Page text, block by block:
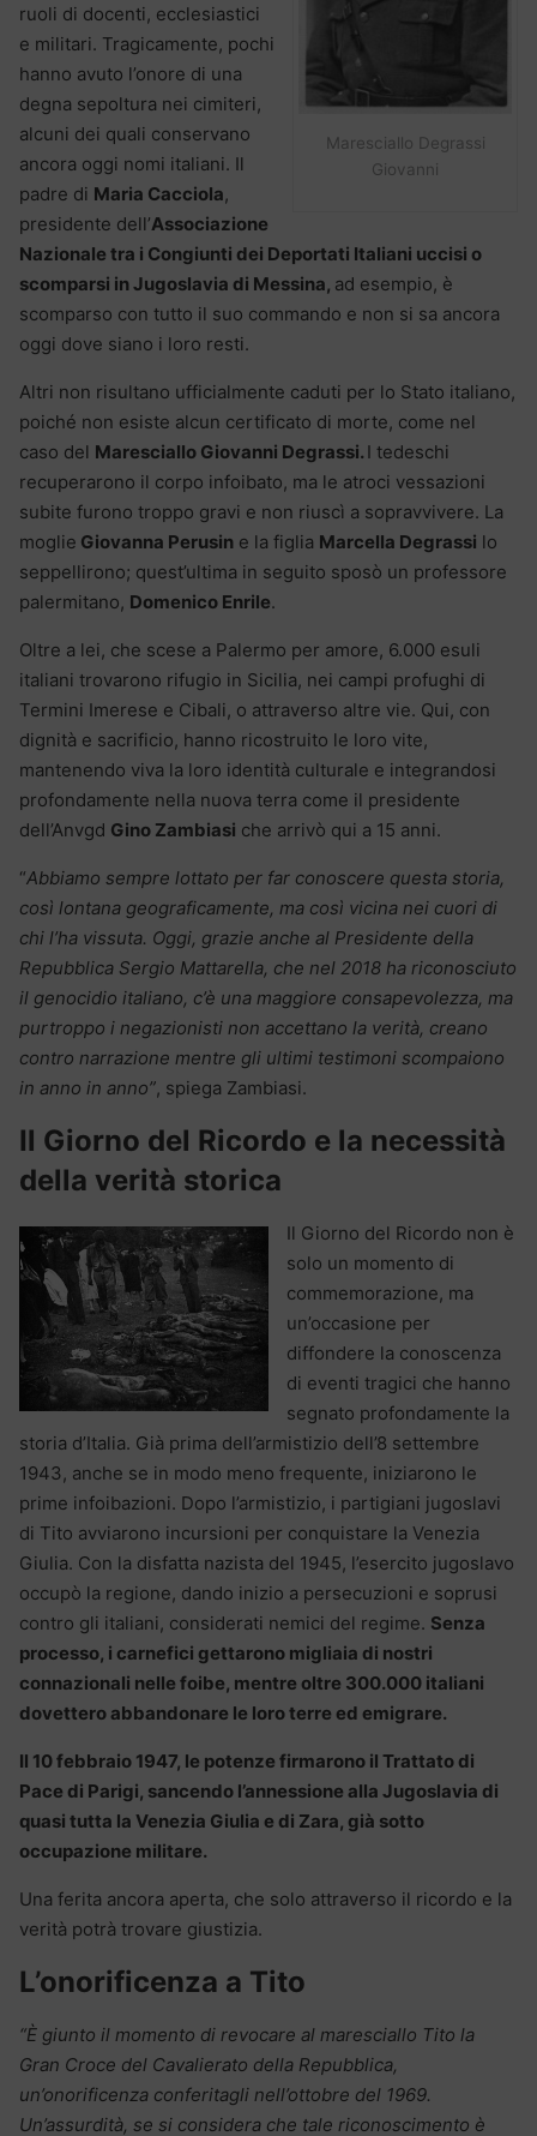
Maresciallo Degrassi
Giovanni
ruoli di docenti, ecclesiastici
e militari. Tragicamente, pochi
hanno avuto l’onore di una
degna sepoltura nei cimiteri,
alcuni dei quali conservano
ancora oggi nomi italiani. Il
padre di Maria Cacciola,
presidente dell’Associazione
Nazionale tra i Congiunti dei Deportati Italiani uccisi o
scomparsi in Jugoslavia di Messina, ad esempio, è
scomparso con tutto il suo commando e non si sa ancora
oggi dove siano i loro resti.
Altri non risultano ufficialmente caduti per lo Stato italiano,
poiché non esiste alcun certificato di morte, come nel
caso del Maresciallo Giovanni Degrassi. I tedeschi
recuperarono il corpo infoibato, ma le atroci vessazioni
subite furono troppo gravi e non riuscì a sopravvivere. La
moglie Giovanna Perusin e la figlia Marcella Degrassi lo
seppellirono; quest’ultima in seguito sposò un professore
palermitano, Domenico Enrile.
Oltre a lei, che scese a Palermo per amore, 6.000 esuli
italiani trovarono rifugio in Sicilia, nei campi profughi di
Termini Imerese e Cibali, o attraverso altre vie. Qui, con
dignità e sacrificio, hanno ricostruito le loro vite,
mantenendo viva la loro identità culturale e integrandosi
profondamente nella nuova terra come il presidente
dell’Anvgd Gino Zambiasi che arrivò qui a 15 anni.
“Abbiamo sempre lottato per far conoscere questa storia,
così lontana geograficamente, ma così vicina nei cuori di
chi l’ha vissuta. Oggi, grazie anche al Presidente della
Repubblica Sergio Mattarella, che nel 2018 ha riconosciuto
il genocidio italiano, c’è una maggiore consapevolezza, ma
purtroppo i negazionisti non accettano la verità, creano
contro narrazione mentre gli ultimi testimoni scompaiono
in anno in anno”, spiega Zambiasi.
Il Giorno del Ricordo e la necessità
della verità storica
Il Giorno del Ricordo non è
solo un momento di
commemorazione, ma
un’occasione per
diffondere la conoscenza
di eventi tragici che hanno
segnato profondamente la
storia d’Italia. Già prima dell’armistizio dell’8 settembre
1943, anche se in modo meno frequente, iniziarono le
prime infoibazioni. Dopo l’armistizio, i partigiani jugoslavi
di Tito avviarono incursioni per conquistare la Venezia
Giulia. Con la disfatta nazista del 1945, l’esercito jugoslavo
occupò la regione, dando inizio a persecuzioni e soprusi
contro gli italiani, considerati nemici del regime. Senza
processo, i carnefici gettarono migliaia di nostri
connazionali nelle foibe, mentre oltre 300.000 italiani
dovettero abbandonare le loro terre ed emigrare.
Il 10 febbraio 1947, le potenze firmarono il Trattato di
Pace di Parigi, sancendo l’annessione alla Jugoslavia di
quasi tutta la Venezia Giulia e di Zara, già sotto
occupazione militare.
Una ferita ancora aperta, che solo attraverso il ricordo e la
verità potrà trovare giustizia.
L’onorificenza a Tito
“È giunto il momento di revocare al maresciallo Tito la
Gran Croce del Cavalierato della Repubblica,
un’onorificenza conferitagli nell’ottobre del 1969.
Un’assurdità, se si considera che tale riconoscimento è